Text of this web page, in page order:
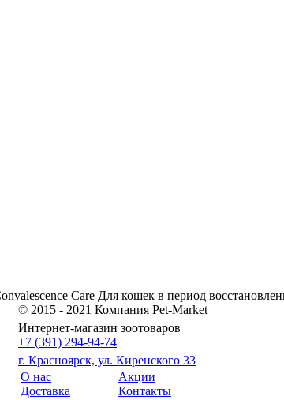
Care Для кошек в период
© 2015 - 2021 Компания Pet-Market
Интернет-магазин зоотоваров
+7 (391) 294-94-74
г. Красноярск, ул. Киренского 33
О нас
Доставка
Акции
Контакты